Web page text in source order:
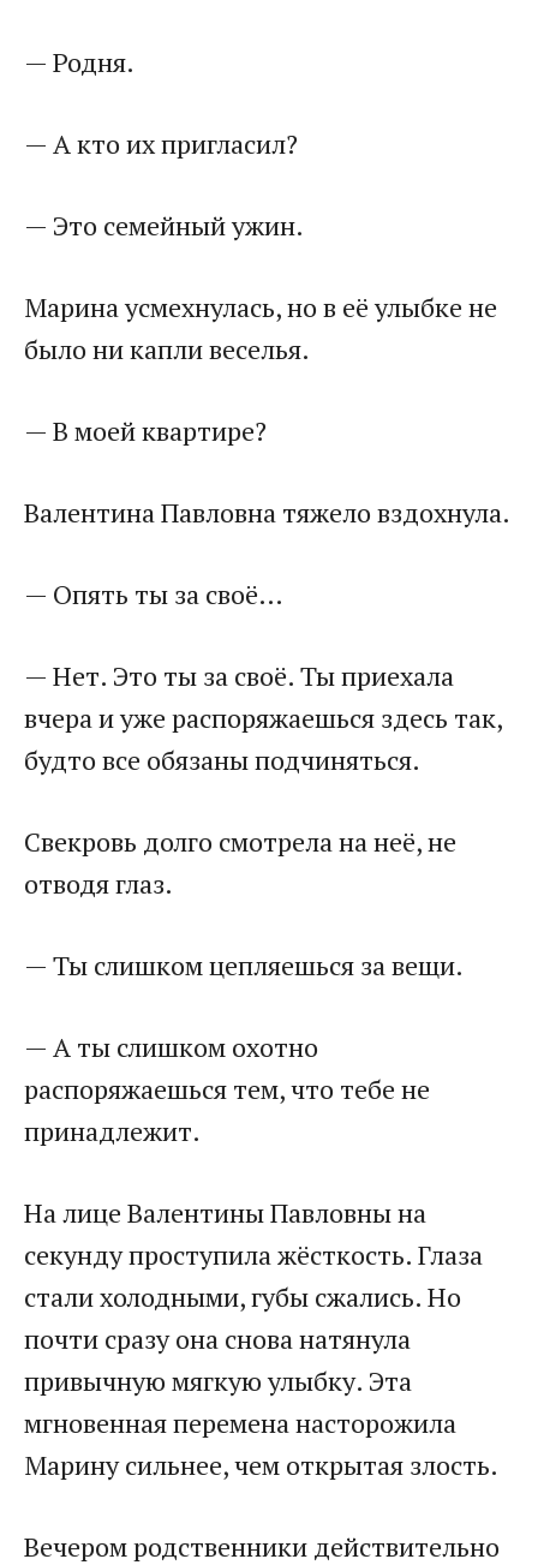
— Родня.
— А кто их пригласил?
— Это семейный ужин.
Марина усмехнулась, но в её улыбке не
было ни капли веселья.
— В моей квартире?
Валентина Павловна тяжело вздохнула.
— Опять ты за своё…
— Нет. Это ты за своё. Ты приехала
вчера и уже распоряжаешься здесь так,
будто все обязаны подчиняться.
Свекровь долго смотрела на неё, не
отводя глаз.
— Ты слишком цепляешься за вещи.
— А ты слишком охотно
распоряжаешься тем, что тебе не
принадлежит.
На лице Валентины Павловны на
секунду проступила жёсткость. Глаза
стали холодными, губы сжались. Но
почти сразу она снова натянула
привычную мягкую улыбку. Эта
мгновенная перемена насторожила
Марину сильнее, чем открытая злость.
Вечером родственники действительно